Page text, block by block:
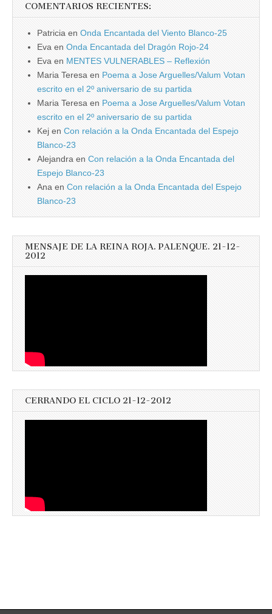
COMENTARIOS RECIENTES:
Patricia en Onda Encantada del Viento Blanco-25
Eva en Onda Encantada del Dragón Rojo-24
Eva en MENTES VULNERABLES – Reflexión
Maria Teresa en Poema a Jose Arguelles/Valum Votan
escrito en el 2º aniversario de su partida
Maria Teresa en Poema a Jose Arguelles/Valum Votan
escrito en el 2º aniversario de su partida
Kej en Con relación a la Onda Encantada del Espejo
Blanco-23
Alejandra en Con relación a la Onda Encantada del
Espejo Blanco-23
Ana en Con relación a la Onda Encantada del Espejo
Blanco-23
MENSAJE DE LA REINA ROJA. PALENQUE. 21-12-
2012
CERRANDO EL CICLO 21-12-2012